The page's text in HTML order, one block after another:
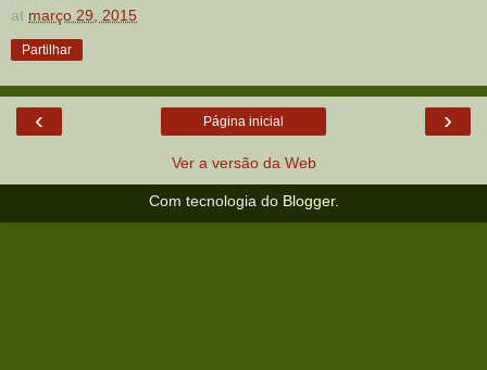
at março 29, 2015
Partilhar
‹ ›
Página inicial
Ver a versão da Web
Com tecnologia do Blogger.